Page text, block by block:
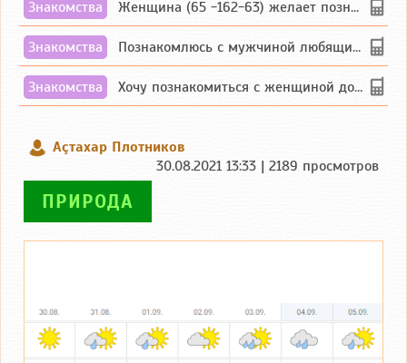
Знакомства Женщина (65 -162-63) желает познакомиться с одиноким, добродушным, без вредных ...
Знакомства Познакомлюсь с мужчиной любящим танцевать и петь на родном чувашском языке
Знакомства Хочу познакомиться с женщиной до 55 лет чувашской или русской национальности дл...
Аçтахар Плотников
30.08.2021 13:33 | 2189 просмотров
ПРИРОДА